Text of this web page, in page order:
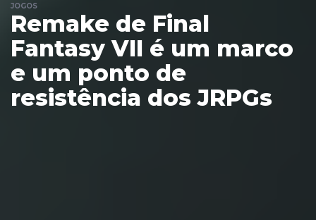
JOGOS
Remake de Final
Fantasy VII é um marco
e um ponto de
resistência dos JRPGs